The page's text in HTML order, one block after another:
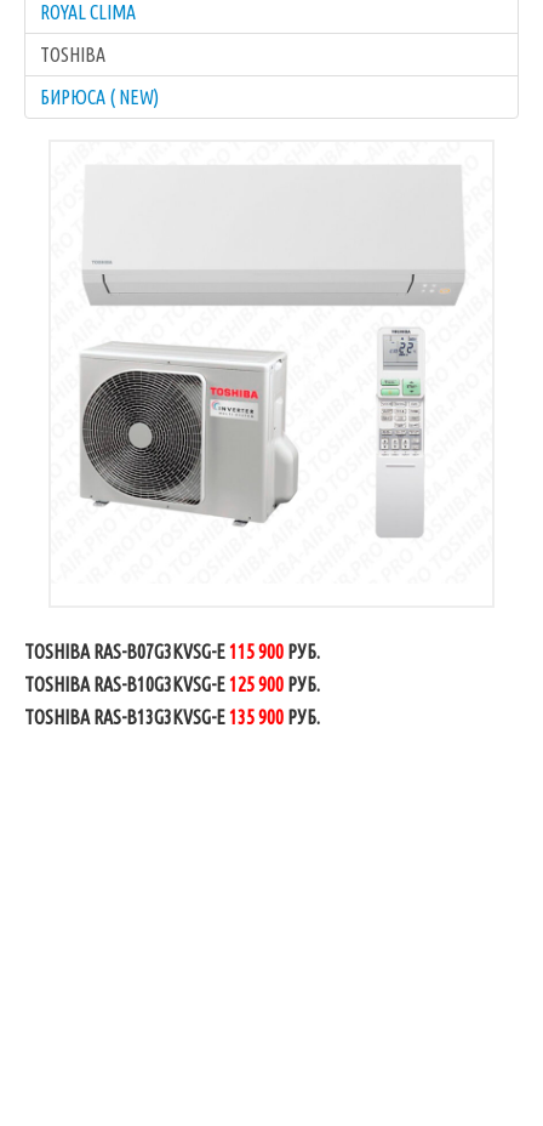
ROYAL CLIMA
TOSHIBA
БИРЮСА ( NEW)
TOSHIBA RAS-B07G3KVSG-E115 900 РУБ.
TOSHIBA RAS-B10G3KVSG-E125 900 РУБ.
TOSHIBA RAS-B13G3KVSG-E135 900 РУБ.